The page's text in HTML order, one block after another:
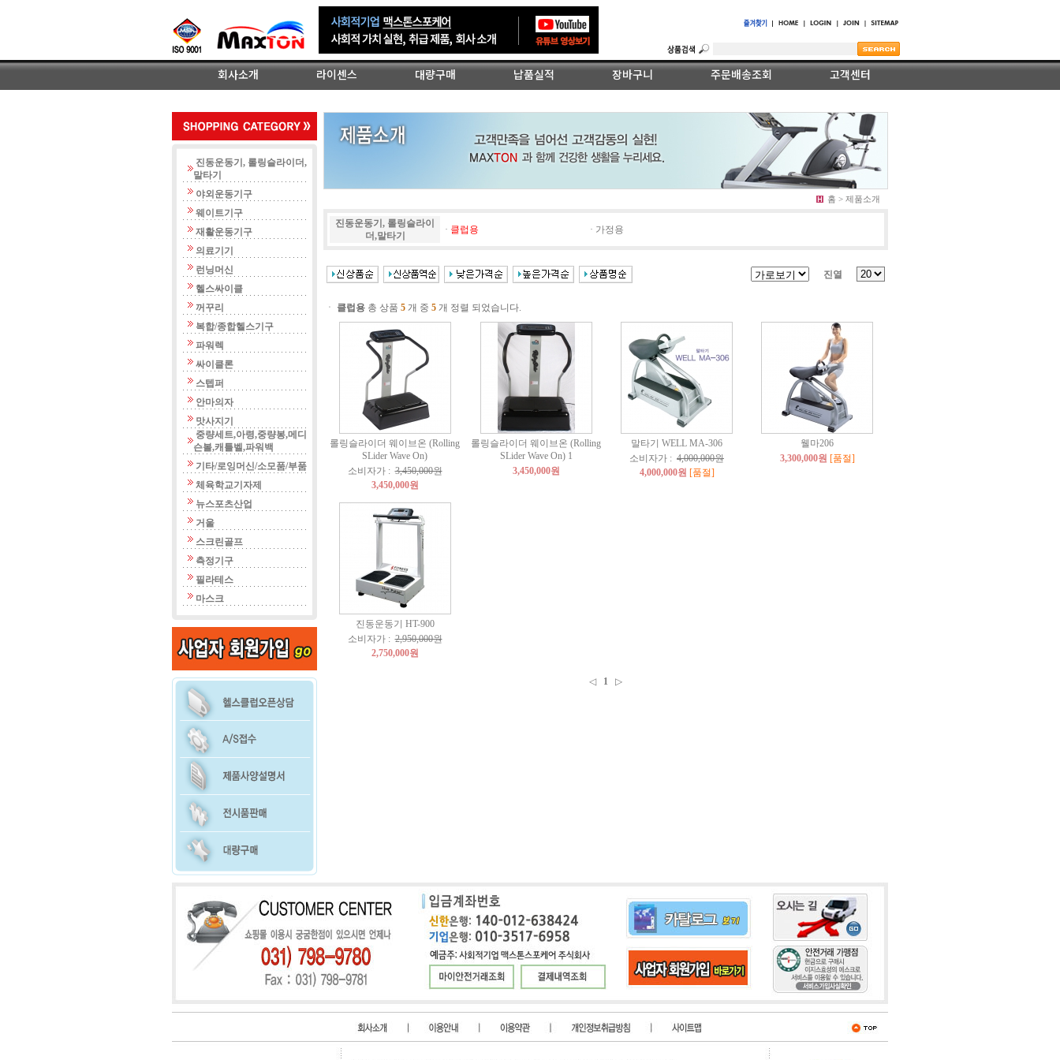
회사소개 라이센스 대량구매 납품실적 장바구니 주문배송조회 고객센터
A/S센터
묻고답하
기
제품사양설명서
진동운동기, 롤링슬라이더,
말타기
야외운동기구
웨이트기구
재활운동기구
의료기기
런닝머신
헬스싸이클
꺼꾸리
복합/종합헬스기구
파워렉
싸이클론
스텝퍼
안마의자
맛사지기
중량세트,아령,중량봉,메디
슨볼,캐틀벨,파워백
기타/로잉머신/소모품/부품
체육학교기자제
뉴스포츠산업
거울
스크린골프
측정기구
필라테스
마스크
홈 > 제품소개
진동운동기, 롤링슬라이
더,말타기
· 클럽용 · 가정용
진열
ㆍ 클럽용 총 상품 5 개 중 5 개 정렬 되었습니다.
롤링슬라이더 웨이브온 (Rolling
SLider Wave On)
소비자가 :3,450,000원
3,450,000원
롤링슬라이더 웨이브온 (Rolling
SLider Wave On) 1
3,450,000원
말타기 WELL MA-306
소비자가 : 4,000,000원
4,000,000원 [품절]
웰마206
3,300,000원 [품절]
진동운동기 HT-900
소비자가 :2,950,000원
2,750,000원
◁ 1 ▷